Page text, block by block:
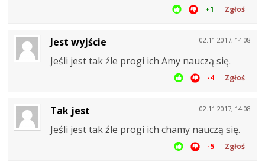
+1 Zgłoś
02.11.2017, 14:08
Jest wyjście
Jeśli jest tak źle progi ich Amy nauczą się.
-4 Zgłoś
02.11.2017, 14:08
Tak jest
Jeśli jest tak źle progi ich chamy nauczą się.
-5 Zgłoś